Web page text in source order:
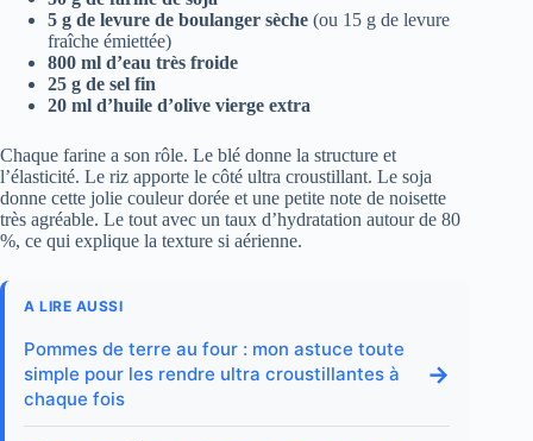
5 g de levure de boulanger sèche (ou 15 g de levure
fraîche émiettée)
800 ml d’eau très froide
25 g de sel fin
20 ml d’huile d’olive vierge extra
Chaque farine a son rôle. Le blé donne la structure et
l’élasticité. Le riz apporte le côté ultra croustillant. Le soja
donne cette jolie couleur dorée et une petite note de noisette
très agréable. Le tout avec un taux d’hydratation autour de 80
%, ce qui explique la texture si aérienne.
A LIRE AUSSI
Pommes de terre au four : mon astuce toute
simple pour les rendre ultra croustillantes à
chaque fois
→